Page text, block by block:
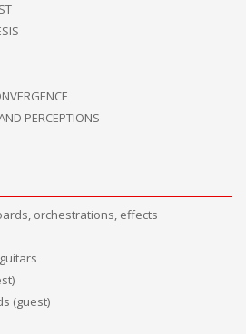
PERCEPTIONS
orchestrations, effects
(guest)